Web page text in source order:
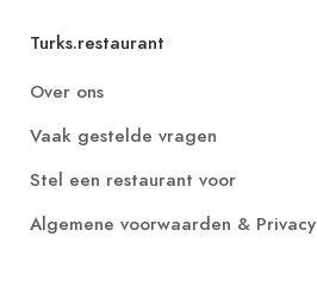
Turks.restaurant
Over ons
Vaak gestelde vragen
Stel een restaurant voor
Algemene voorwaarden & Privacy